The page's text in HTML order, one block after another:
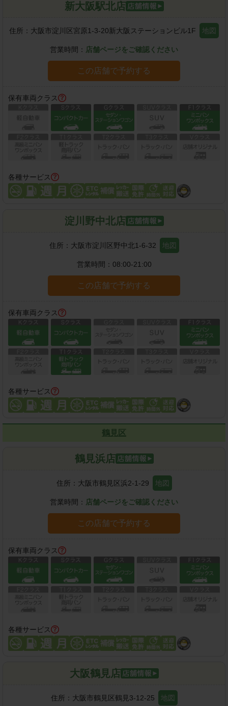
新大阪駅北店
住所： 大阪市淀川区宮原1-3-20新大阪ステーションビル1F 地図
営業時間： 店舗ページをご確認ください
この店舗で予約する
保有車両クラス
各種サービス
淀川野中北店
住所： 大阪市淀川区野中北1-6-32 地図
営業時間： 08:00-21:00
この店舗で予約する
保有車両クラス
各種サービス
鶴見区
鶴見浜店
住所： 大阪市鶴見区浜2-1-29 地図
営業時間： 店舗ページをご確認ください
この店舗で予約する
保有車両クラス
各種サービス
大阪鶴見店
住所： 大阪市鶴見区鶴見3-12-25 地図